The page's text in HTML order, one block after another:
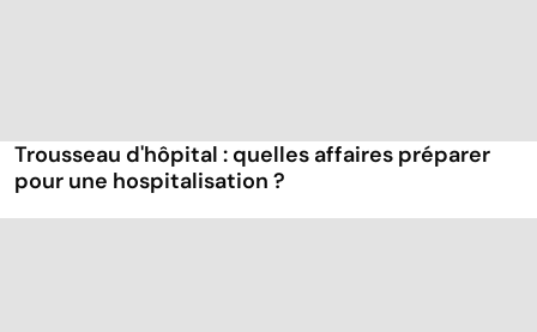
Trousseau d'hôpital : quelles affaires préparer
pour une hospitalisation ?